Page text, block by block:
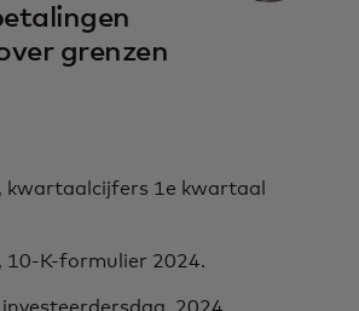
grenzen
kwartaalcijfers 1e kwartaal
10-K-formulier 2024.
2024.